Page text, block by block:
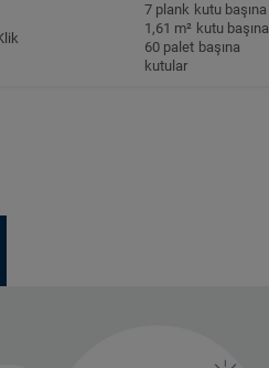
7 plank kutu başına
1,61 m² kutu başına
60 palet başına
kutular